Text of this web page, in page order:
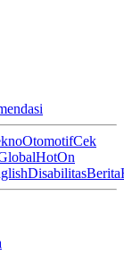
OtomotifCek
HotOn
DisabilitasBerita